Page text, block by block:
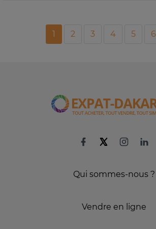
1 2 3 4 5 6
Qui sommes-nous ?
Vendre en ligne